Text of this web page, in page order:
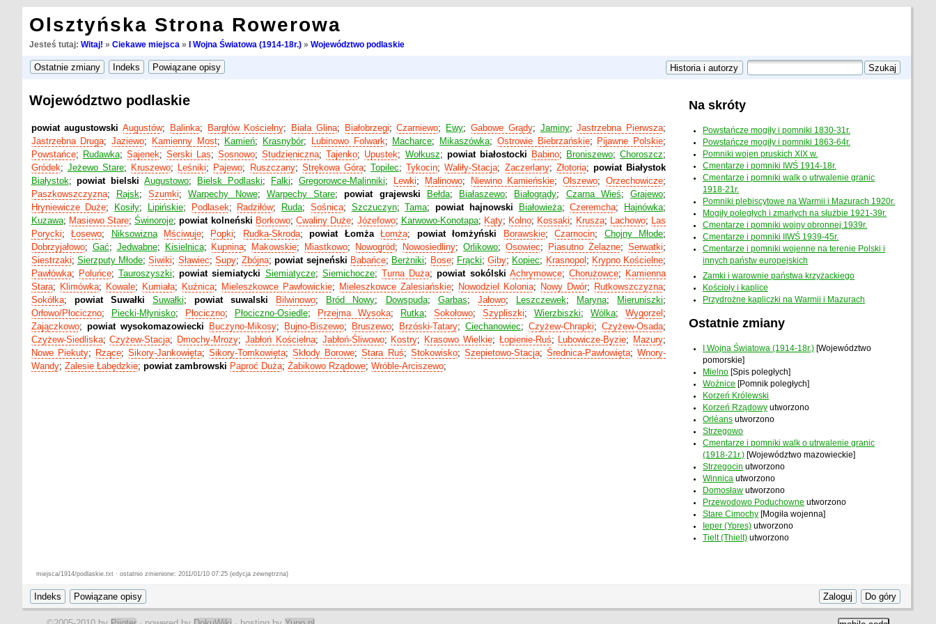
Olsztyńska Strona Rowerowa
Jesteś tutaj: Witaj! » Ciekawe miejsca » I Wojna Światowa (1914-18r.)» Województwo podlaskie
Województwo podlaskie
powiat augustowski Augustów; Balinka; Bargłów Kościelny; Biała Glina; Białobrzegi;Czarniewo; Ewy;Gabowe Grądy; Jaminy;Jastrzebna Pierwsza;
Jastrzebna Druga;Jaziewo; Kamienny Most; Kamień; Krasnybór; Lubinowo Folwark; Macharce; Mikaszówka; Ostrowie Biebrzańskie; Pijawne Polskie;
Powstańce; Rudawka; Sajenek; Serski Las;Sosnowo;Studzieniczna;Tajenko; Upustek; Wołkusz; powiat białostocki Babino; Broniszewo;Choroszcz;
Gródek; Jeżewo Stare; Kruszewo; Leśniki; Pajewo; Ruszczany; Strękowa Góra;Topilec;Tykocin;Waliły-Stacja; Zaczerlany; Złotoria; powiat Białystok
Białystok;powiat bielski Augustowo; Bielsk Podlaski; Falki; Gregorowce-Malinniki; Lewki; Malinowo; Niewino Kamieńskie;Olszewo;Orzechowicze;
Paszkowszczyzna; Rajsk;Szumki;Warpechy Nowe; Warpechy Stare;powiat grajewski Bełda; Białaszewo; Białogrądy; Czarna Wieś;Grajewo;
Hryniewicze Duże; Kosiły; Lipińskie; Podlasek; Radziłów; Ruda; Sośnica; Szczuczyn;Tama;powiat hajnowski Białowieża;Czeremcha; Hajnówka;
Kuzawa; Masiewo Stare;Świnoroje;powiat kolneński Borkowo;Cwaliny Duże; Józefowo; Karwowo-Konotapa; Kąty; Kolno; Kossaki; Krusza; Lachowo;
Las
Porycki;Łosewo; Niksowizna Mściwuje; Popki; Rudka-Skroda;powiat Łomża Łomża; powiat łomżyński Borawskie;Czarnocin; Chojny Młode;
Dobrzyjałowo; Gać; Jedwabne; Kisielnica; Kupnina; Makowskie; Miastkowo; Nowogród; Nowosiedliny;Orlikowo;Osowiec; Piasutno Żelazne;Serwatki;
Siestrzaki; Sierzputy Młode;Siwiki; Sławiec; Supy;Zbójna;powiat sejneński Babańce; Berżniki; Bose; Frącki;Giby; Kopiec; Krasnopol ; Krypno Kościelne;
Pawłówka; Poluńce; Tauroszyszki;powiat siemiatycki Siemiatycze; Siemichocze;Turna Duża;powiat sokólski Achrymowce;Chorużowce; Kamienna
Stara; Klimówka; Kowale; Kumiała; Kuźnica; Mieleszkowce Pawłowickie; Mieleszkowce Zalesiańskie; Nowodziel Kolonia; Nowy Dwór; Rutkowszczyzna;
Sokółka; powiat Suwałki Suwałki;powiat suwalski Bilwinowo; Bród Nowy; Dowspuda; Garbas; Jałowo; Leszczewek; Maryna; Mieruniszki;
Orłowo/Płociczno; Piecki-Młynisko; Płociczno; Płociczno-Osiedle; Przejma Wysoka; Rutka; Sokołowo; Szypliszki;Wierzbiszki;Wólka;Wygorzel ;
Zajączkowo; powiat wysokomazowiecki Buczyno-Mikosy; Bujno-Biszewo; Bruszewo; Brzóski-Tatary;Ciechanowiec;Czyżew-Chrapki;Czyżew-Osada;
Czyżew-Siedliska;Czyżew-Stacja; Dmochy-Mrozy; Jabłoń Kościelna; Jabłoń-Śliwowo; Kostry; Krasowo Wielkie; Łopienie-Ruś; Lubowicze-Byzie; Mazury;
Nowe Piekuty; Rzące; Sikory-Jankowięta;Sikory-Tomkowięta;Skłody Borowe;Stara Ruś; Stokowisko; Szepietowo-Stacja; Średnica-Pawłowięta;Wnory-
Wandy; Zalesie Łabędzkie; powiat zambrowski Paproć Duża; Żabikowo Rządowe; Wróble-Arciszewo;
Na skróty
Powstańcze mogiły i pomniki 1830-31r.
Powstańcze mogiły i pomniki 1863-64r.
Pomniki wojen pruskich XIX w.
Cmentarze i pomniki IWŚ 1914-18r.
Cmentarze i pomniki walk o utrwalenie granic
1918-21r.
Pomniki plebiscytowe na Warmii i Mazurach 1920r.
Mogiły poległych i zmarłych na służbie 1921-39r.
Cmentarze i pomniki wojny obronnej 1939r.
Cmentarze i pomniki IIWŚ 1939-45r.
Cmentarze i pomniki wojenne na terenie Polski i
innych państw europejskich
Zamki i warownie państwa krzyżackiego
Kościoły i kaplice
Przydrożne kapliczki na Warmii i Mazurach
Ostatnie zmiany
I Wojna Światowa (1914-18r.) [Województwo
pomorskie]
Mielno [Spis poległych]
Woźnice [Pomnik poległych]
Korzeń Królewski
Korzeń Rządowy utworzono
Orléans utworzono
Strzegowo
Cmentarze i pomniki walk o utrwalenie granic
(1918-21r.) [Województwo mazowieckie]
Strzegocin utworzono
Winnica utworzono
Domosław utworzono
Przewodowo Poduchowne utworzono
Stare Cimochy [Mogiła wojenna]
Ieper (Ypres) utworzono
Tielt (Thielt) utworzono
miejsca/1914/podlaskie.txt · ostatnio zmienione: 2011/01/10 07:25 (edycja zewnętrzna)